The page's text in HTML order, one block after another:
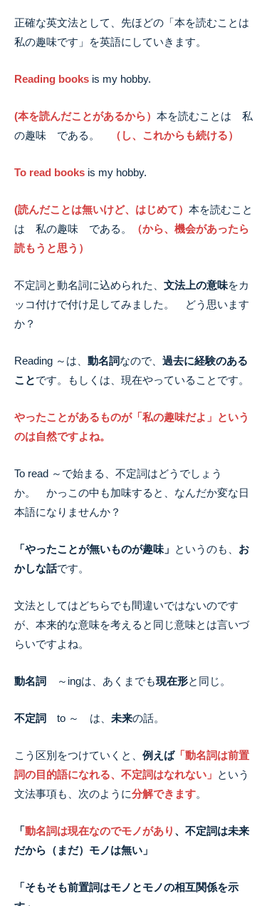
正確な英文法として、先ほどの「本を読むことは
私の趣味です」を英語にしていきます。
Reading books is my hobby.
(本を読んだことがあるから） 本を読むことは 私
の趣味 である。
（し、これからも続ける）
To read books is my hobby.
(読んだことは無いけど、はじめて） 本を読むこと
は 私の趣味 である。
（から、機会があったら
読もうと思う）
不定詞と動名詞に込められた、 文法上の意味をカ
ッコ付けで付け足してみました。 どう思います
か？
Reading ～は、 動名詞なので、 過去に経験のある
ことです。もしくは、現在やっていることです。
やったことがあるものが「私の趣味だよ」という
のは自然ですよね。
To read ～で始まる、不定詞はどうでしょう
か。 かっこの中も加味すると、なんだか変な日
本語になりませんか？
「やったことが無いものが趣味」 というのも、 お
かしな話です。
文法としてはどちらでも間違いではないのです
が、本来的な意味を考えると同じ意味とは言いづ
らいですよね。
動名詞 ～ingは、あくまでも現在形と同じ。
不定詞 to ～ は、 未来の話。
こう区別をつけていくと、 例えば「動名詞は前置
詞の目的語になれる、不定詞はなれない」 という
文法事項も、次のように分解できます。
「動名詞は現在なのでモノがあり 、不定詞は未来
だから（まだ）モノは無い」
「そもそも前置詞はモノとモノの相互関係を示